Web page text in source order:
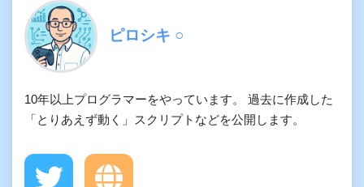
ピロシキ ○
10年以上プログラマーをやっています。 過去に作成した
「とりあえず動く」スクリプトなどを公開します。